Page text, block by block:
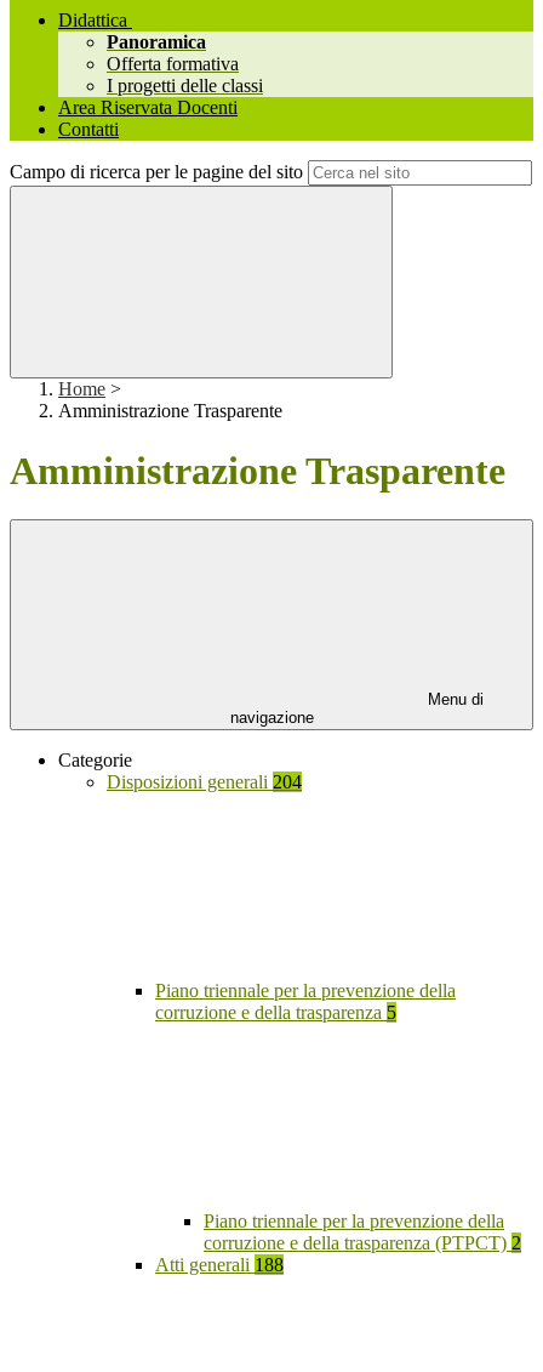
Didattica
Panoramica
Offerta formativa
I progetti delle classi
Area Riservata Docenti
Contatti
Campo di ricerca per le pagine del sito
Home >
Amministrazione Trasparente
Amministrazione Trasparente
Menu di
navigazione
Categorie
Disposizioni generali 204
Piano triennale per la prevenzione della
corruzione e della trasparenza 5
Piano triennale per la prevenzione della
corruzione e della trasparenza (PTPCT) 2
Atti generali 188